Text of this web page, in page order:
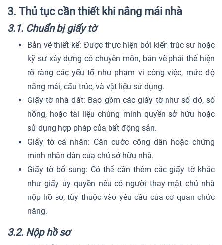
3. Thủ tục cần thiết khi nâng mái nhà
3.1. Chuẩn bị giấy tờ
Bản vẽ thiết kế: Được thực hiện bởi kiến trúc sư hoặc
kỹ sư xây dựng có chuyên môn, bản vẽ phải thể hiện
rõ ràng các yếu tố như phạm vi công việc, mức độ
nâng mái, cấu trúc, và vật liệu sử dụng.
Giấy tờ nhà đất: Bao gồm các giấy tờ như sổ đỏ, sổ
hồng, hoặc tài liệu chứng minh quyền sở hữu hoặc
sử dụng hợp pháp của bất động sản.
Giấy tờ cá nhân: Căn cước công dân hoặc chứng
minh nhân dân của chủ sở hữu nhà.
Giấy tờ bổ sung: Có thể cần thêm các giấy tờ khác
như giấy ủy quyền nếu có người thay mặt chủ nhà
nộp hồ sơ, tùy thuộc vào yêu cầu của cơ quan chức
năng.
3.2. Nộp hồ sơ